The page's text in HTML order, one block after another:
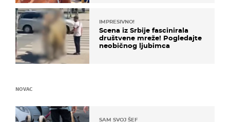
IMPRESIVNO!
Scena iz Srbije fascinirala
društvene mreže! Pogledajte
neobičnog ljubimca
NOVAC
SAM SVOJ ŠEF